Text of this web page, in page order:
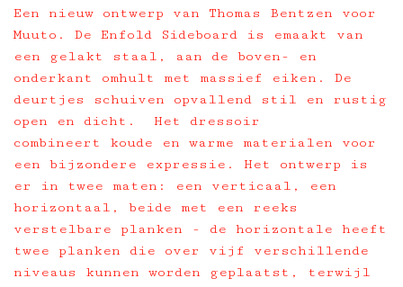
Een nieuw ontwerp van Thomas Bentzen voor
Muuto. De Enfold Sideboard is emaakt van
een gelakt staal, aan de boven- en
onderkant omhult met massief eiken. De
deurtjes schuiven opvallend stil en rustig
open en dicht. Het dressoir
combineert koude en warme materialen voor
een bijzondere expressie. Het ontwerp is
er in twee maten: een verticaal, een
horizontaal, beide met een reeks
verstelbare planken - de horizontale heeft
twee planken die over vijf verschillende
niveaus kunnen worden geplaatst, terwijl